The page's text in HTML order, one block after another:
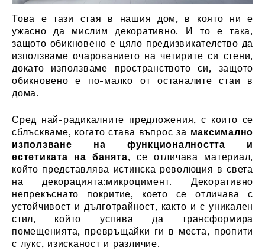
Това е тази стая в нашия дом, в която ни е
ужасно да мислим декоративно. И то е така,
защото обикновено е цяло предизвикателство да
използваме очарованието на четирите си стени,
докато използваме пространството си, защото
обикновено е по-малко от останалите стаи в
дома.
Сред най-радикалните предложения, с които се
сблъскваме, когато става въпрос за максимално
използване на функционалността и
естетиката на банята, се отличава материал,
който представлява истинска революция в света
на декорацията:микроцимент. Декоративно
непрекъснато покритие, което се отличава с
устойчивост и дълготрайност, както и с уникален
стил, който успява да трансформира
помещенията, превръщайки ги в места, пропити
с лукс, изисканост и различие.